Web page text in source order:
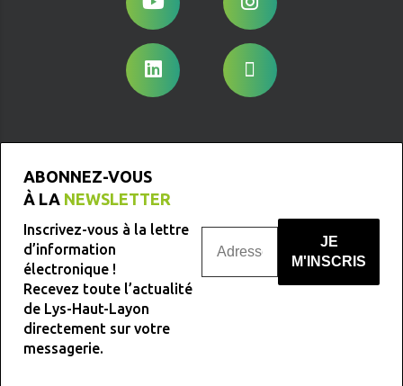
ABONNEZ-VOUS
À LA NEWSLETTER
Inscrivez-vous à la lettre
d’information
électronique !
Recevez toute l’actualité
de Lys-Haut-Layon
directement sur votre
messagerie.